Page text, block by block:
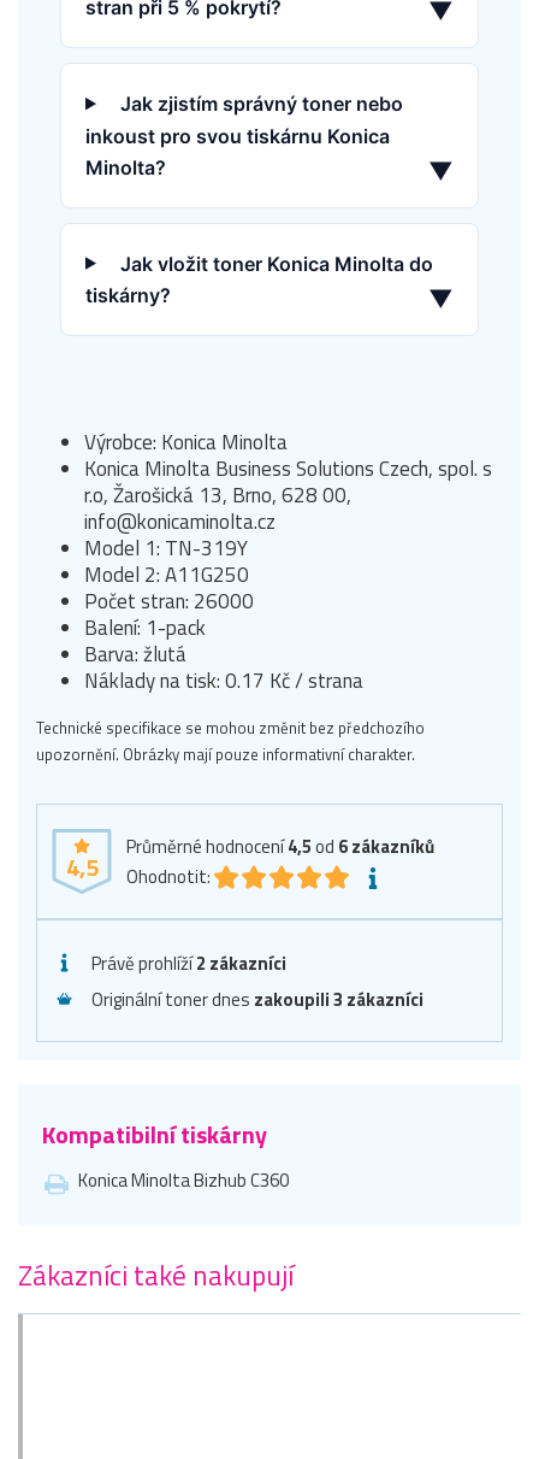
stran při 5 % pokrytí? ▼
Jak zjistím správný toner nebo
inkoust pro svou tiskárnu Konica
Minolta?
▼
Jak vložit toner Konica Minolta do
tiskárny?
▼
Výrobce: Konica Minolta
Konica Minolta Business Solutions Czech, spol. s
r.o, Žarošická 13, Brno, 628 00,
info@konicaminolta.cz
Model 1: TN-319Y
Model 2: A11G250
Počet stran: 26000
Balení: 1-pack
Barva: žlutá
Náklady na tisk: 0.17 Kč / strana
Technické specifikace se mohou změnit bez předchozího
upozornění. Obrázky mají pouze informativní charakter.
4,5
Průměrné hodnocení4,5od 6zákazníků
Ohodnotit:
Právě prohlíží2 zákazníci
Originální toner dnes zakoupili 3 zákazníci
Kompatibilní tiskárny
Konica Minolta Bizhub C360
Zákazníci také nakupují